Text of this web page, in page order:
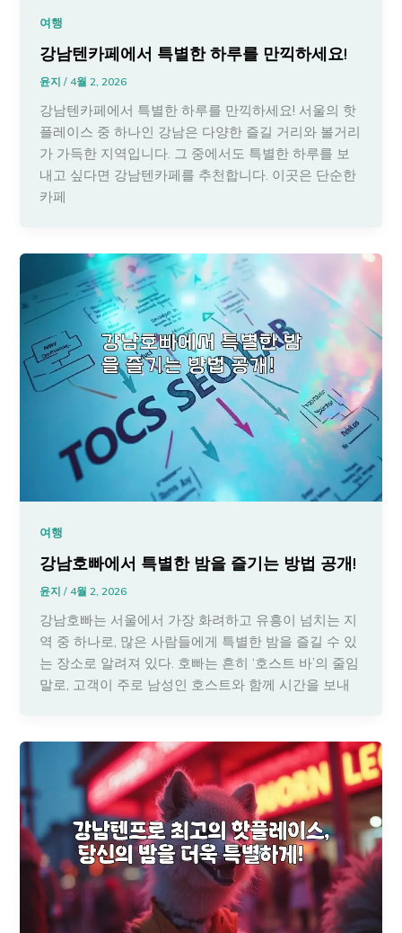
여행
강남텐카페에서 특별한 하루를 만끽하세요!
윤지/4월 2, 2026
강남텐카페에서 특별한 하루를 만끽하세요! 서울의 핫
플레이스 중 하나인 강남은 다양한 즐길 거리와 볼거리
가 가득한 지역입니다. 그 중에서도 특별한 하루를 보
내고 싶다면 강남텐카페를 추천합니다. 이곳은 단순한
카페
여행
강남호빠에서 특별한 밤을 즐기는 방법 공개!
윤지/4월 2, 2026
강남호빠는 서울에서 가장 화려하고 유흥이 넘치는 지
역 중 하나로, 많은 사람들에게 특별한 밤을 즐길 수 있
는 장소로 알려져 있다. 호빠는 흔히 ‘호스트 바’의 줄임
말로, 고객이 주로 남성인 호스트와 함께 시간을 보내